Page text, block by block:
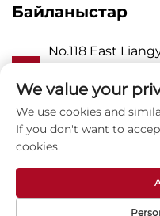
Байланыстар
А
No.118 East
Wanquan Town,
Zhejiang P.R.
P 8615988795434
We value your
We use cookies and
If you don't want to
cookies.